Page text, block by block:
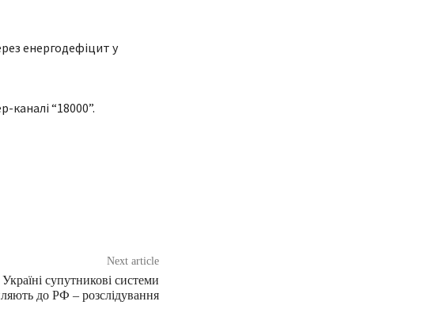
енергодефіцит у
каналі “18000”.
Next article
супутникові системи
до РФ – розслідування